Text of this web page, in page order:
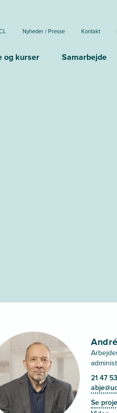
Nyheder / Presse Kontakt
og kurser Samarbejde
21 47
Se